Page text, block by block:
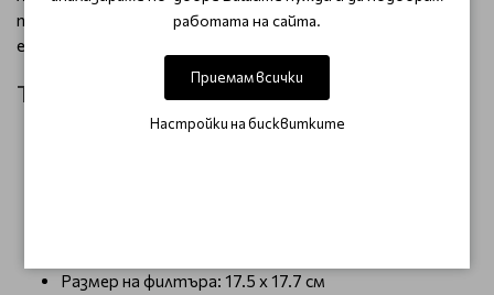
позволява бърз достъп до филтъра и улеснява
ежедневната поддръжка.
Технически характеристики
Мощност: 60W
Размер на филтъра: 17.5 x 17.7 см
работата на сайта.
Приемам всички
Настройки на бисквитките